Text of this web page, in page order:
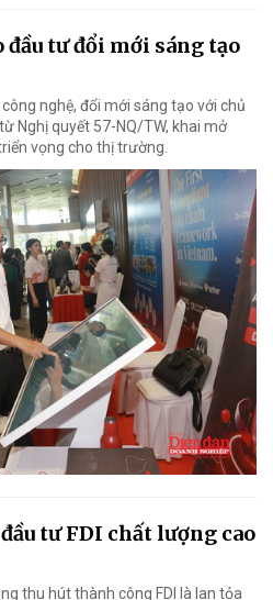
tư đổi mới sáng tạo
nghệ, đổi mới sáng tạo với chủ
Nghị quyết 57-NQ/TW, khai mở
vọng cho thị trường.
tư FDI chất lượng cao
thu hút thành công FDI là lan tỏa